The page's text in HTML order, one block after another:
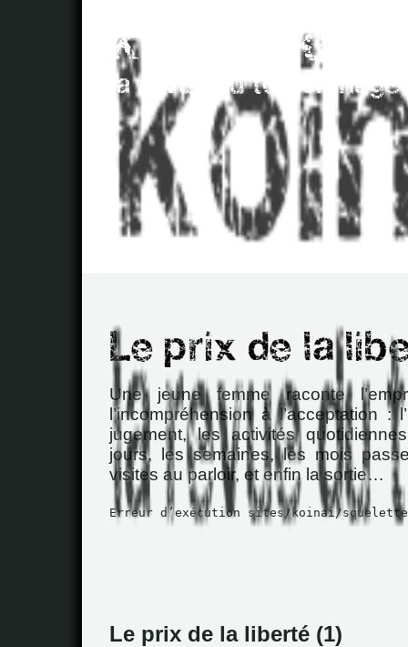
Une jeune femme raconte
l’incompréhension à l’acceptation :
jugement, les activités
jours, les semaines, les mois
visites au parloir, et enfin la sortie…
Erreur d’exécution sites/koinai/
Le prix de la liberté (1)